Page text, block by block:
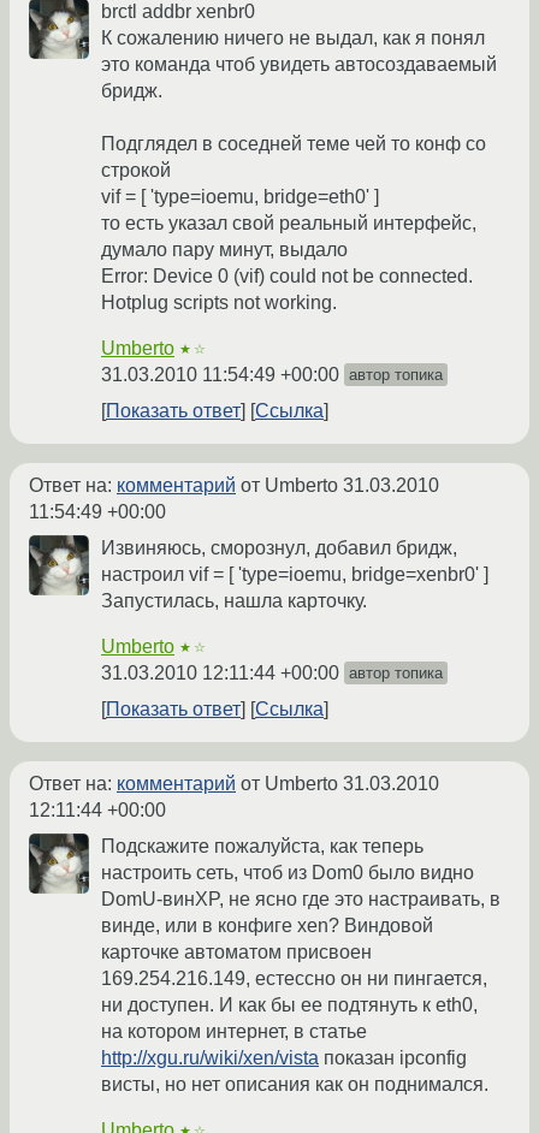
brctl addbr xenbr0
К сожалению ничего не выдал, как я понял
это команда чтоб увидеть автосоздаваемый
бридж.
Подглядел в соседней теме чей то конф со
строкой
vif = [ 'type=ioemu, bridge=eth0' ]
то есть указал свой реальный интерфейс,
думало пару минут, выдало
Error: Device 0 (vif) could not be connected.
Hotplug scripts not working.
Umberto ★☆
31.03.2010 11:54:49 +00:00 автор топика
Показать ответ Ссылка
Ответ на: комментарий от Umberto 31.03.2010
11:54:49 +00:00
Извиняюсь, сморознул, добавил бридж,
настроил vif = [ 'type=ioemu, bridge=xenbr0' ]
Запустилась, нашла карточку.
Umberto ★☆
31.03.2010 12:11:44 +00:00 автор топика
Показать ответ Ссылка
Ответ на: комментарий от Umberto 31.03.2010
12:11:44 +00:00
Подскажите пожалуйста, как теперь
настроить сеть, чтоб из Dom0 было видно
DomU-винXP, не ясно где это настраивать, в
винде, или в конфиге xen? Виндовой
карточке автоматом присвоен
169.254.216.149, естессно он ни пингается,
ни доступен. И как бы ее подтянуть к eth0,
на котором интернет, в статье
http://xgu.ru/wiki/xen/vista показан ipconfig
висты, но нет описания как он поднимался.